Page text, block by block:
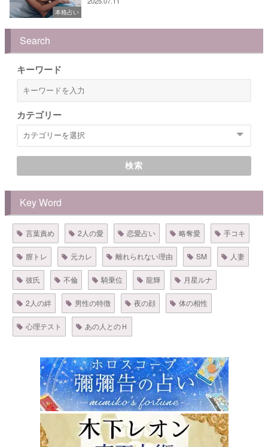
本格占い
Search
キーワード
カテゴリー
検索
Key Word
言葉責め 2人の愛 恋愛占い 略奪愛 手コキ
膣トレ 元カレ 離れられない理由 SM 人妻
彼氏 不倫 騎乗位 龍輝 月星ルナ
2人の絆 男性の特徴 夜の顔 体の相性
心理テスト あの人とのＨ